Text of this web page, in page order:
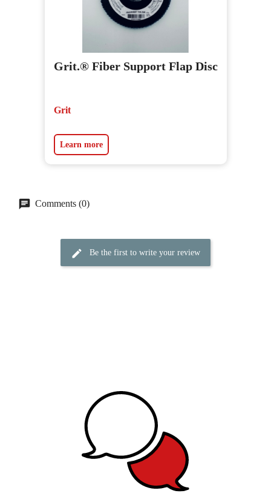
Grit.® Fiber Support Flap Disc
Grit
Learn more
Comments (0)
Be the first to write your review